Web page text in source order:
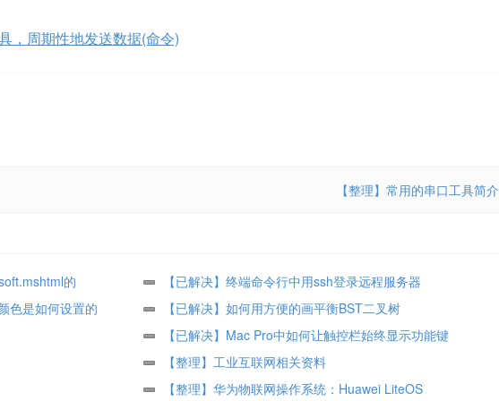
，周期性地发送数据(命令)
【整理】常用的串口工具简介
的
Library的
【已解决】终端命令行中用ssh登录远程服务器
色是如何设置的
【已解决】如何用方便的画平衡BST二叉树
【已解决】Mac Pro中如何让触控栏始终显示功能键
【整理】工业互联网相关资料
【整理】华为物联网操作系统：Huawei LiteOS